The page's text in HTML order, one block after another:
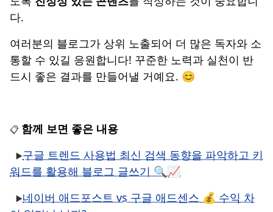
다.
여러분의 블로그가 상위 노출되어 더 많은 독자와 소
통할 수 있길 응원합니다! 꾸준한 노력과 실천이 반
드시 좋은 결과를 만들어낼 거예요. 😊
📋 함께 보면 좋은 내용
▶️구글 트렌드 사용법 최신 검색 동향을 파악하고 키
워드를 활용해 블로그 글쓰기 🔍📈
▶️네이버 애드포스트 vs 구글 애드센스 💰 수익 차